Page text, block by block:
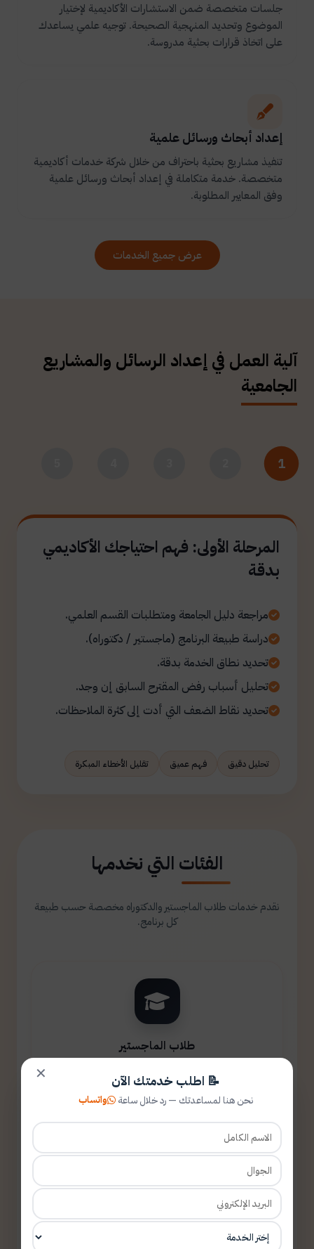
جلسات متخصصة ضمن الاستشارات الأكاديمية لإختيار
الموضوع وتحديد المنهجية الصحيحة. توجيه علمي يساعدك
على اتخاذ قرارات بحثية مدروسة.
إعداد أبحاث ورسائل علمية
تنفيذ مشاريع بحثية باحتراف من خلال شركة خدمات أكاديمية
متخصصة. خدمة متكاملة في إعداد أبحاث ورسائل علمية
وفق المعايير المطلوبة.
عرض جميع الخدمات
آلية العمل في إعداد الرسائل والمشاريع
الجامعية
1
المرحلة الأولى: فهم احتياجك الأكاديمي
بدقة
مراجعة دليل الجامعة ومتطلبات القسم العلمي.
دراسة طبيعة البرنامج (ماجستير / دكتوراه).
تحديد نطاق الخدمة بدقة.
تحليل أسباب رفض المقترح السابق إن وجد.
تحديد نقاط الضعف التي أدت إلى كثرة الملاحظات.
تحليل دقيق فهم عميق تقليل الأخطاء المبكرة
الفئات التي نخدمها
نقدم خدمات طلاب الماجستير والدكتوراه مخصصة حسب طبيعة
كل برنامج.
طلاب الماجستير
✕ 📝 اطلب خدمتك الآن
نحن هنا لمساعدتك — رد خلال ساعة واتساب